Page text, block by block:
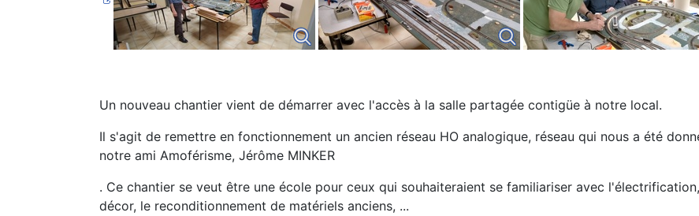
Un nouveau chantier vient de démarrer avec l'accès à la salle partagée contigüe à notre local.
Il s'agit de remettre en fonctionnement un ancien réseau HO analogique, réseau qui nous a été
notre ami Amoférisme, Jérôme MINKER
. Ce chantier se veut être une école pour ceux qui souhaiteraient se familiariser avec
décor, le reconditionnement de matériels anciens, ...